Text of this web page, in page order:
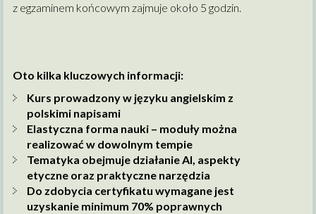
z egzaminem końcowym zajmuje około 5 godzin.
Oto kilka kluczowych informacji:
Kurs prowadzony w języku angielskim z
polskimi napisami
Elastyczna forma nauki – moduły można
realizować w dowolnym tempie
Tematyka obejmuje działanie AI, aspekty
etyczne oraz praktyczne narzędzia
Do zdobycia certyfikatu wymagane jest
uzyskanie minimum 70% poprawnych